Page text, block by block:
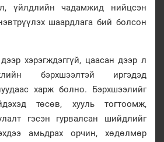
үйлдлийн чадамжид нийцсэн
шаардлага бий болсон
хэрэгждэггүй, цаасан дээр л
бэрхшээлтэй иргэдэд
харж болно. Бэрхшээлийг
төсөв, хууль тогтоомж,
гэсэн гурвалсан шийдлийг
амьдрах орчин, хөдөлмөр